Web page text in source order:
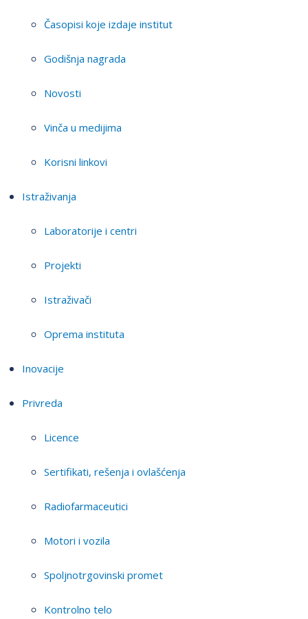
Časopisi koje izdaje institut
Godišnja nagrada
Novosti
Vinča u medijima
Korisni linkovi
Istraživanja
Laboratorije i centri
Projekti
Istraživači
Oprema instituta
Inovacije
Privreda
Licence
Sertifikati, rešenja i ovlašćenja
Radiofarmaceutici
Motori i vozila
Spoljnotrgovinski promet
Kontrolno telo